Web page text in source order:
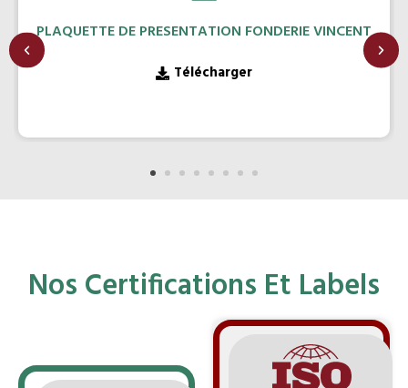
PLAQUETTE DE PRESENTATION FONDERIE VINCENT
Télécharger
Nos Certifications Et Labels